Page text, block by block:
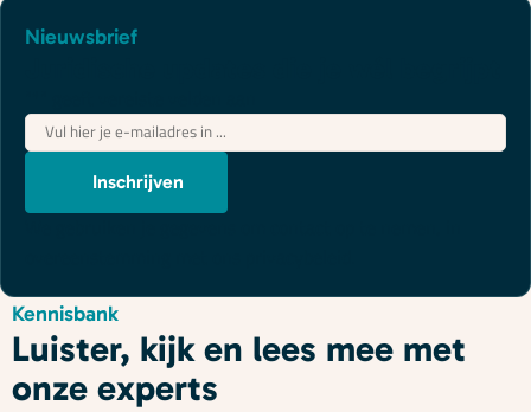
Nieuwsbrief
E-
mailadres*
Inschrijven
Kennisbank
Luister, kijk en lees mee met
onze experts